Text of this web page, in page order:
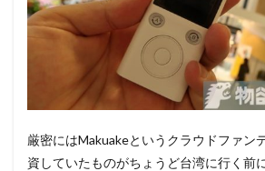
厳密にはMakuakeというクラウドファン
資していたものがちょうど台湾に行く前